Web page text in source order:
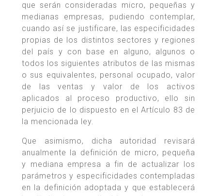
que serán consideradas micro, pequeñas y
medianas empresas, pudiendo contemplar,
cuando así se justificare, las especificidades
propias de los distintos sectores y regiones
del país y con base en alguno, algunos o
todos los siguientes atributos de las mismas
o sus equivalentes, personal ocupado, valor
de las ventas y valor de los activos
aplicados al proceso productivo, ello sin
perjuicio de lo dispuesto en el Artículo 83 de
la mencionada ley.
Que asimismo, dicha autoridad revisará
anualmente la definición de micro, pequeña
y mediana empresa a fin de actualizar los
parámetros y especificidades contempladas
en la definición adoptada y que establecerá